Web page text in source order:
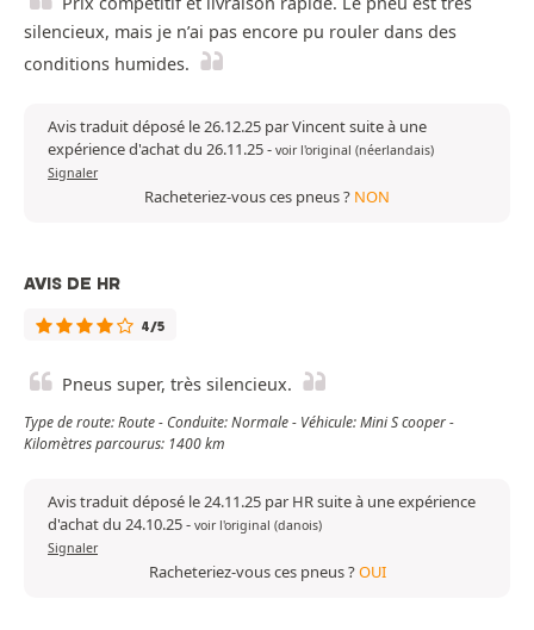
silencieux, mais je n’ai pas encore pu rouler dans des
conditions humides.
Avis traduit déposé le 26.12.25 par Vincent suite à une
expérience d'achat du 26.11.25- voir l'original (néerlandais)
Signaler
Racheteriez-vous ces pneus ? NON
AVIS DE HR
4/5
Pneus super, très silencieux.
Type de route: Route - Conduite: Normale - Véhicule: Mini S cooper -
Kilomètres parcourus: 1400 km
Avis traduit déposé le 24.11.25 par HR suite à une expérience
d'achat du 24.10.25- voir l'original (danois)
Signaler
Racheteriez-vous ces pneus ?OUI